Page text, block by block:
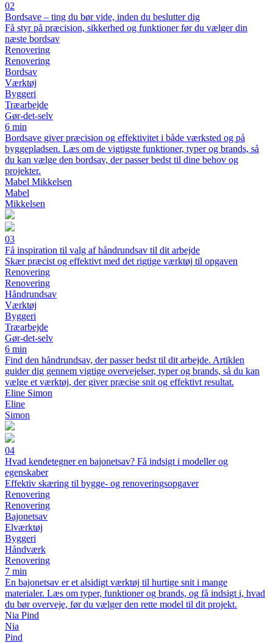
02
Bordsave – ting du bør vide, inden du beslutter dig
Få styr på præcision, sikkerhed og funktioner før du vælger din
næste bordsav
Renovering
Renovering
Bordsav
Værktøj
Byggeri
Træarbejde
Gør-det-selv
6 min
Bordsave giver præcision og effektivitet i både værksted og på
byggepladsen. Læs om de vigtigste funktioner, typer og brands, så
du kan vælge den bordsav, der passer bedst til dine behov og
projekter.
Mabel Mikkelsen
Mabel
Mikkelsen
03
Få inspiration til valg af håndrundsav til dit arbejde
Skær præcist og effektivt med det rigtige værktøj til opgaven
Renovering
Renovering
Håndrundsav
Værktøj
Byggeri
Træarbejde
Gør-det-selv
6 min
Find den håndrundsav, der passer bedst til dit arbejde. Artiklen
guider dig gennem vigtige overvejelser, typer og brands, så du kan
vælge et værktøj, der giver præcise snit og effektivt resultat.
Eline Simon
Eline
Simon
04
Hvad kendetegner en bajonetsav? Få indsigt i modeller og
egenskaber
Effektiv skæring til bygge- og renoveringsopgaver
Renovering
Renovering
Bajonetsav
Elværktøj
Byggeri
Håndværk
Renovering
7 min
En bajonetsav er et alsidigt værktøj til hurtige snit i mange
materialer. Læs om typer, funktioner og brands, og få indsigt i, hvad
du bør overveje, før du vælger den rette model til dit projekt.
Nia Pind
Nia
Pind